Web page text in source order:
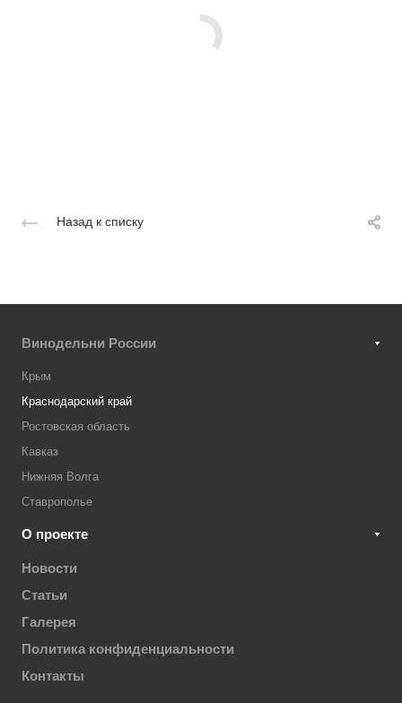
Назад к списку
Винодельни России
Крым
Краснодарский край
Ростовская область
Кавказ
Нижняя Волга
Ставрополье
О проекте
Новости
Статьи
Галерея
Политика конфиденциальности
Контакты